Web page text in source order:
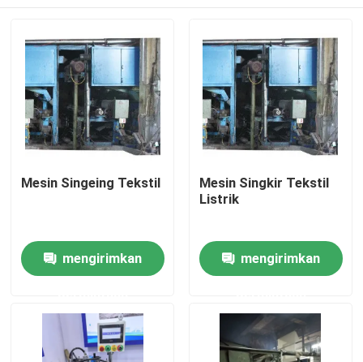
Rumah
Tentang kami
Mesin Singeing Tekstil
mengirimkan
Mesin Singkir Tekstil
Listrik
mengirimkan